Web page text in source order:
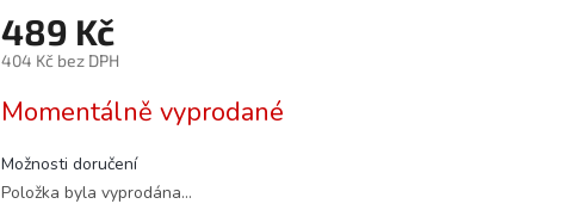
489 Kč
404 Kč bez DPH
cena:
Momentálně vyprodané
Možnosti doručení
Položka byla vyprodána…